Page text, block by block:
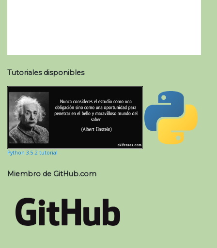
Tutoriales disponibles
Python 3.5.2 tutorial
Miembro de GitHub.com